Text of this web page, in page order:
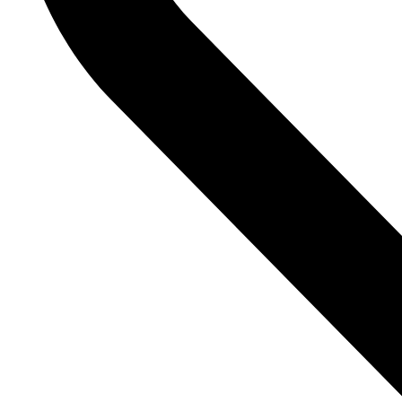
Formas de pago
Oz Todo para Repostería © 2025.
Desarrollado por Netcommerce.
* Las promociones están sujetas a cambios sin previo aviso.
* Los mayoristas y distribuidores deberán cotizar el costo de paquetería con su
Crear cuenta